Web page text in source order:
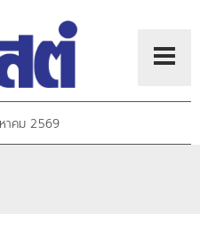
าคม 2569